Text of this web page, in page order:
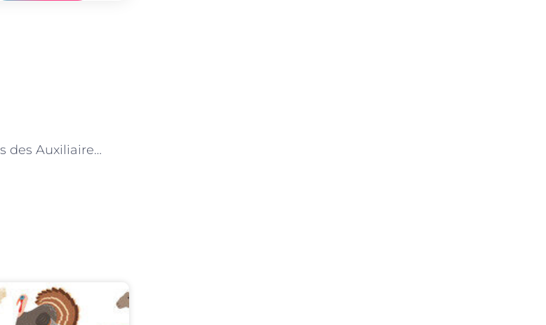
Les compétences clés des Auxiliaires de vie sociale à Paris : adaptabilité et empathie